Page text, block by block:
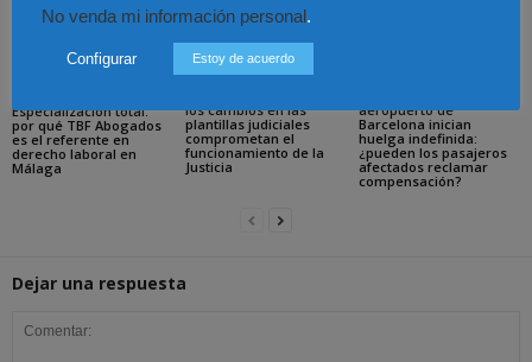
Especialización total:
por qué TBF Abogados
es el referente en
derecho laboral en
Málaga
los cambios en las
plantillas judiciales
comprometan el
funcionamiento de la
Justicia
aeropuerto de
Barcelona inician
huelga indefinida:
¿pueden los pasajeros
afectados reclamar
compensación?
Dejar una respuesta
No venda mi información personal .
Configurar Estoy de acuerdo